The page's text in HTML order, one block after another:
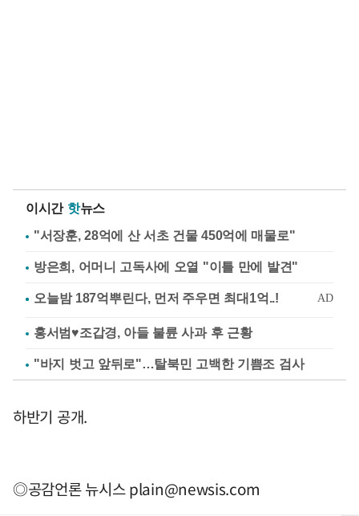
이시간 핫뉴스
"서장훈, 28억에 산 서초 건물 450억에 매물로"
방은희, 어머니 고독사에 오열 "이틀 만에 발견"
홍서범♥조갑경, 아들 불륜 사과 후 근황
"바지 벗고 앞뒤로"…탈북민 고백한 기쁨조 검사
하반기 공개.
◎공감언론 뉴시스plain@newsis.com